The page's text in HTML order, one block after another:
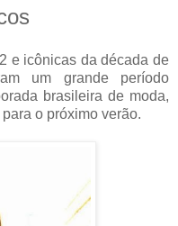
e icônicas da década de
um grande período
brasileira de moda,
o próximo verão.